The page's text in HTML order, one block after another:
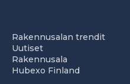
Rakennusalan trendit
Uutiset
Rakennusala
Hubexo Finland